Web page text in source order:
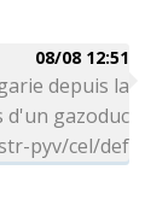
08/08 12:51
depuis la
d'un gazoduc
pyv/cel/def